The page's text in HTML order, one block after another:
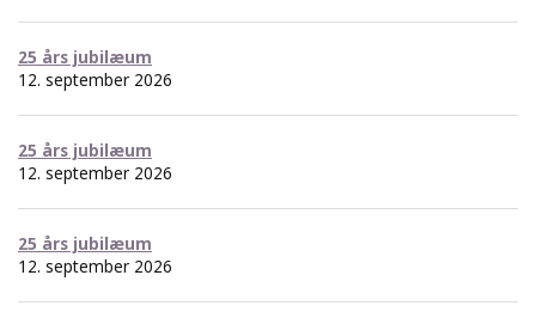
25 års jubilæum
12. september 2026
25 års jubilæum
12. september 2026
25 års jubilæum
12. september 2026